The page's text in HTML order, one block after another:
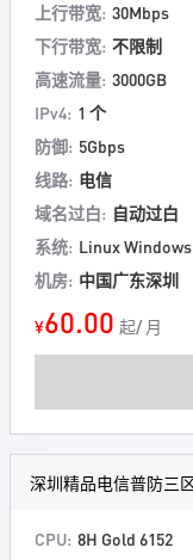
上行带宽: 30Mbps
下行带宽: 不限制
高速流量: 3000GB
IPv4: 1 个
防御: 5Gbps
线路: 电信
域名过白: 自动过白
系统: Linux Windows
机房: 中国广东深圳
¥60.00 起/ 月
深圳精品电信普防三
CPU: 8H Gold 6152